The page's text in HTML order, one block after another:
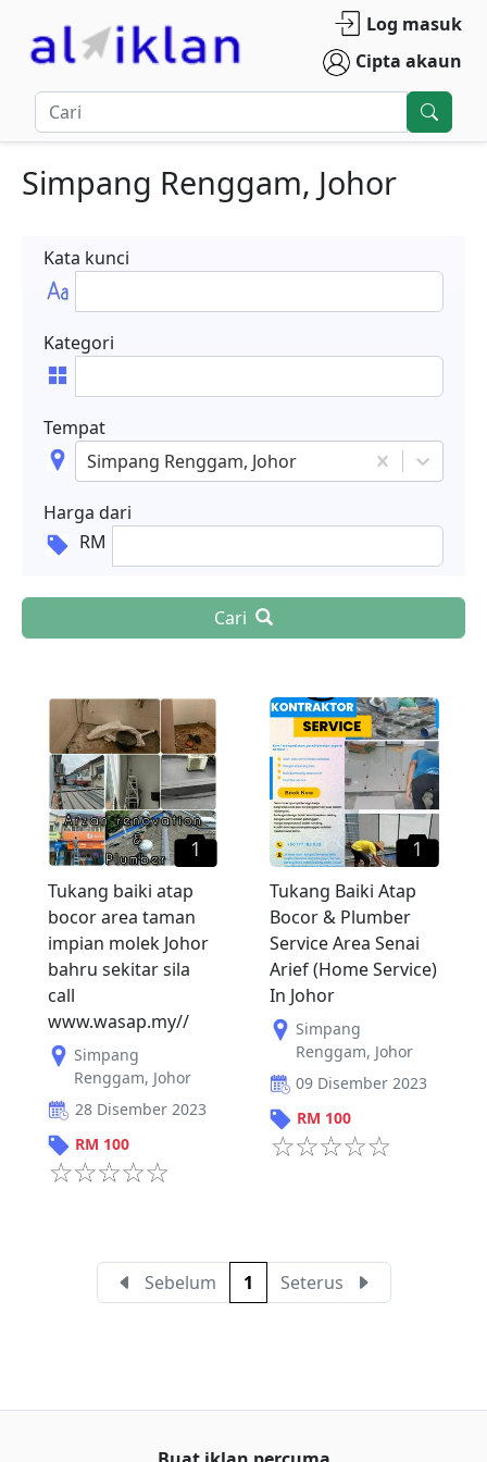
Log masuk
Cipta akaun
Simpang Renggam, Johor
Kata kunci
Kategori
Tempat
Simpang Renggam, Johor
Harga dari
RM
Cari
1
Tukang baiki atap
bocor area taman
impian molek Johor
bahru sekitar sila
call
www.wasap.my//
Simpang
Renggam, Johor
28 Disember 2023
RM 100
1
Tukang Baiki Atap
Bocor & Plumber
Service Area Senai
Arief (Home Service)
In Johor
Simpang
Renggam, Johor
09 Disember 2023
RM 100
Sebelum 1 Seterus